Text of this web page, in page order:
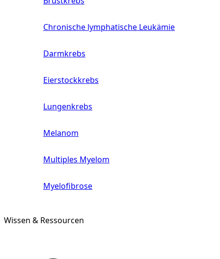
Chronische lymphatische Leukämie
Darmkrebs
Eierstockkrebs
Lungenkrebs
Melanom
Multiples Myelom
Myelofibrose
Wissen & Ressourcen